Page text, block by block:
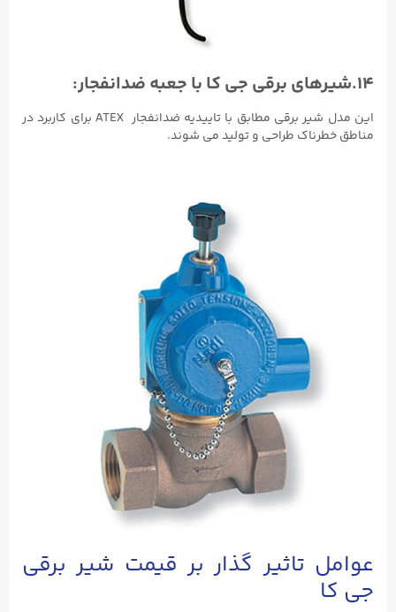
۱۴.شیرهای برقی جی کا با جعبه ضدانفجار:
این مدل شیر برقی مطابق با تاییدیه ضدانفجار ATEX برای کاربرد در
مناطق خطرناک طراحی و تولید می شوند.
عوامل تاثیر گذار بر قیمت شیر برقی
جی کا